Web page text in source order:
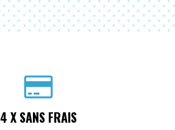
4 X SANS FRAIS